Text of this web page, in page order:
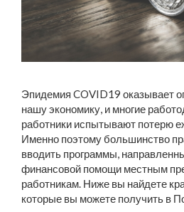
Эпидемия COVID19 оказывает
нашу экономику, и многие
работники испытывают потерю
Именно поэтому большинство
вводить программы,
финансовой помощи местным
работникам. Ниже вы найдете
которые вы можете получить в